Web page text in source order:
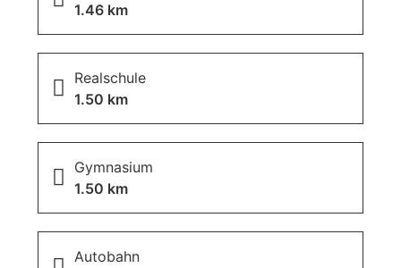
1.46 km
Realschule
1.50 km
Gymnasium
1.50 km
Autobahn